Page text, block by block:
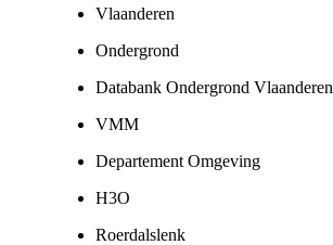
Vlaanderen
Ondergrond
Databank Ondergrond Vlaanderen
VMM
Departement Omgeving
H3O
Roerdalslenk